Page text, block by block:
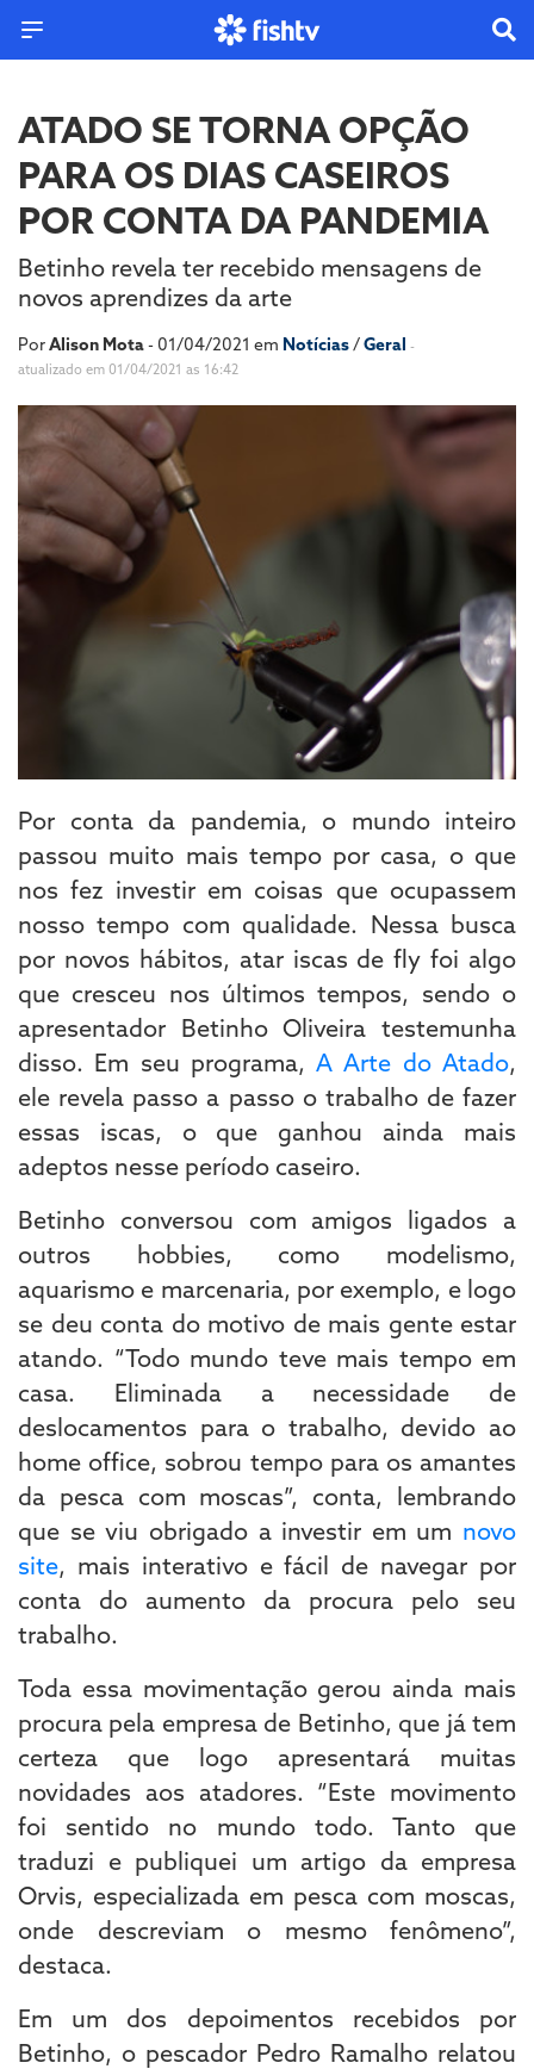
ATADO SE TORNA OPÇÃO
PARA OS DIAS CASEIROS
POR CONTA DA PANDEMIA
Betinho revela ter recebido mensagens de
novos aprendizes da arte
PorAlison Mota- 01/04/2021 em Notícias/Geral -
atualizado em 01/04/2021 as 16:42
Por conta da pandemia, o mundo inteiro
passou muito mais tempo por casa, o que
nos fez investir em coisas que ocupassem
nosso tempo com qualidade. Nessa busca
por novos hábitos, atar iscas de fly foi algo
que cresceu nos últimos tempos, sendo o
apresentador Betinho Oliveira testemunha
disso. Em seu programa,A Arte do Atado,
ele revela passo a passo o trabalho de fazer
essas iscas, o que ganhou ainda mais
adeptos nesse período caseiro.
Betinho conversou com amigos ligados a
outros hobbies, como modelismo,
aquarismo e marcenaria, por exemplo, e logo
se deu conta do motivo de mais gente estar
atando. “Todo mundo teve mais tempo em
casa. Eliminada a necessidade de
deslocamentos para o trabalho, devido ao
home office, sobrou tempo para os amantes
da pesca com moscas”, conta, lembrando
que se viu obrigado a investir em um novo
site, mais interativo e fácil de navegar por
conta do aumento da procura pelo seu
trabalho.
Toda essa movimentação gerou ainda mais
procura pela empresa de Betinho, que já tem
certeza que logo apresentará muitas
novidades aos atadores. “Este movimento
foi sentido no mundo todo. Tanto que
traduzi e publiquei um artigo da empresa
Orvis, especializada em pesca com moscas,
onde descreviam o mesmo fenômeno”,
destaca.
Em um dos depoimentos recebidos por
Betinho, o pescador Pedro Ramalho relatou